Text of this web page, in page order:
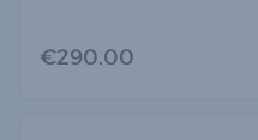
€290.00